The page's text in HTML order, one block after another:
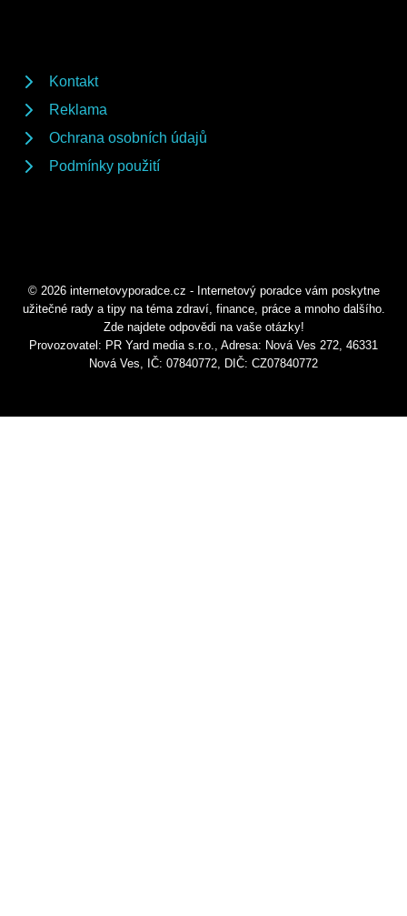
Kontakt
Reklama
Ochrana osobních údajů
Podmínky použití
© 2026 internetovyporadce.cz - Internetový poradce vám poskytne
užitečné rady a tipy na téma zdraví, finance, práce a mnoho dalšího.
Zde najdete odpovědi na vaše otázky!
Provozovatel: PR Yard media s.r.o., Adresa: Nová Ves 272, 46331
Nová Ves, IČ: 07840772, DIČ: CZ07840772